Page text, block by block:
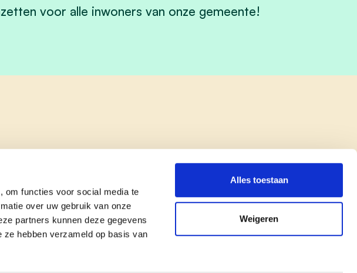
om functies voor social media te
over uw gebruik van onze
partners kunnen deze gegevens
hebben verzameld op basis van
Alles toestaan
Weigeren
voor alle inwoners van onze gemeente!